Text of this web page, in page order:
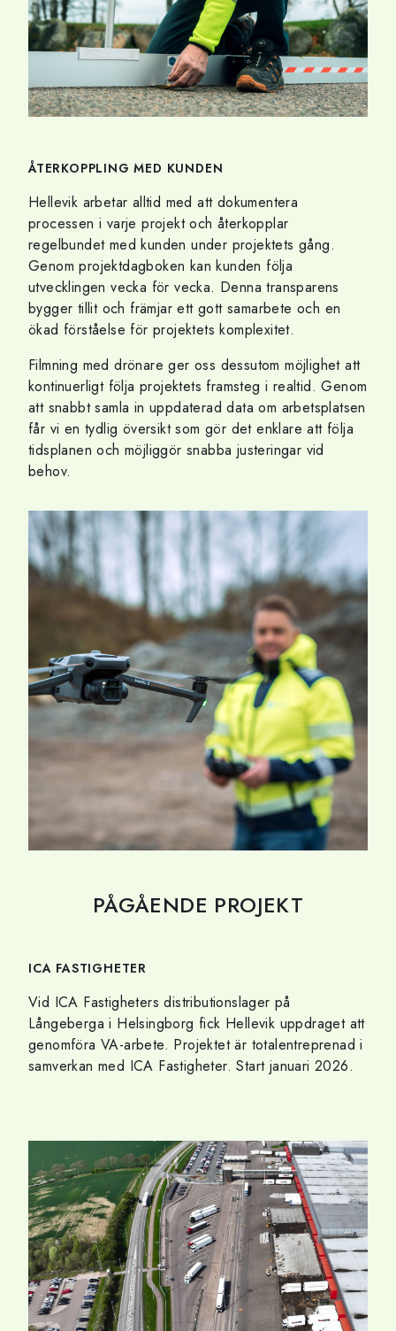
ÅTERKOPPLING MED KUNDEN
Hellevik arbetar alltid med att dokumentera
processen i varje projekt och återkopplar
regelbundet med kunden under projektets gång.
Genom projektdagboken kan kunden följa
utvecklingen vecka för vecka. Denna transparens
bygger tillit och främjar ett gott samarbete och en
ökad förståelse för projektets komplexitet.
Filmning med drönare ger oss dessutom möjlighet att
kontinuerligt följa projektets framsteg i realtid. Genom
att snabbt samla in uppdaterad data om arbetsplatsen
får vi en tydlig översikt som gör det enklare att följa
tidsplanen och möjliggör snabba justeringar vid
behov.
PÅGÅENDE PROJEKT
ICA FASTIGHETER
Vid ICA Fastigheters distributionslager på
Långeberga i Helsingborg fick Hellevik uppdraget att
genomföra VA-arbete. Projektet är totalentreprenad i
samverkan med ICA Fastigheter. Start januari 2026.